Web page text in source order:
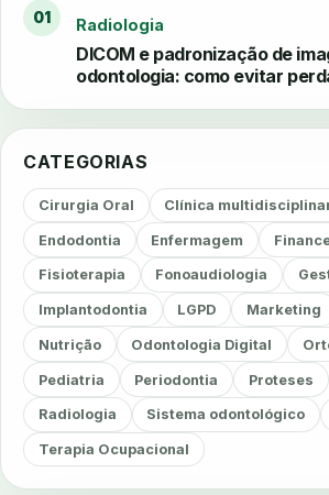
01 Radiologia
DICOM e padronização de
odontologia: como evitar
CATEGORIAS
Cirurgia Oral Clínica
Endodontia Enfermagem
Fisioterapia Fonoaudiologia
Implantodontia LGPD Marketing
Nutrição Odontologia Digital
Pediatria Periodontia Proteses
Radiologia Sistema odontológico
Terapia Ocupacional